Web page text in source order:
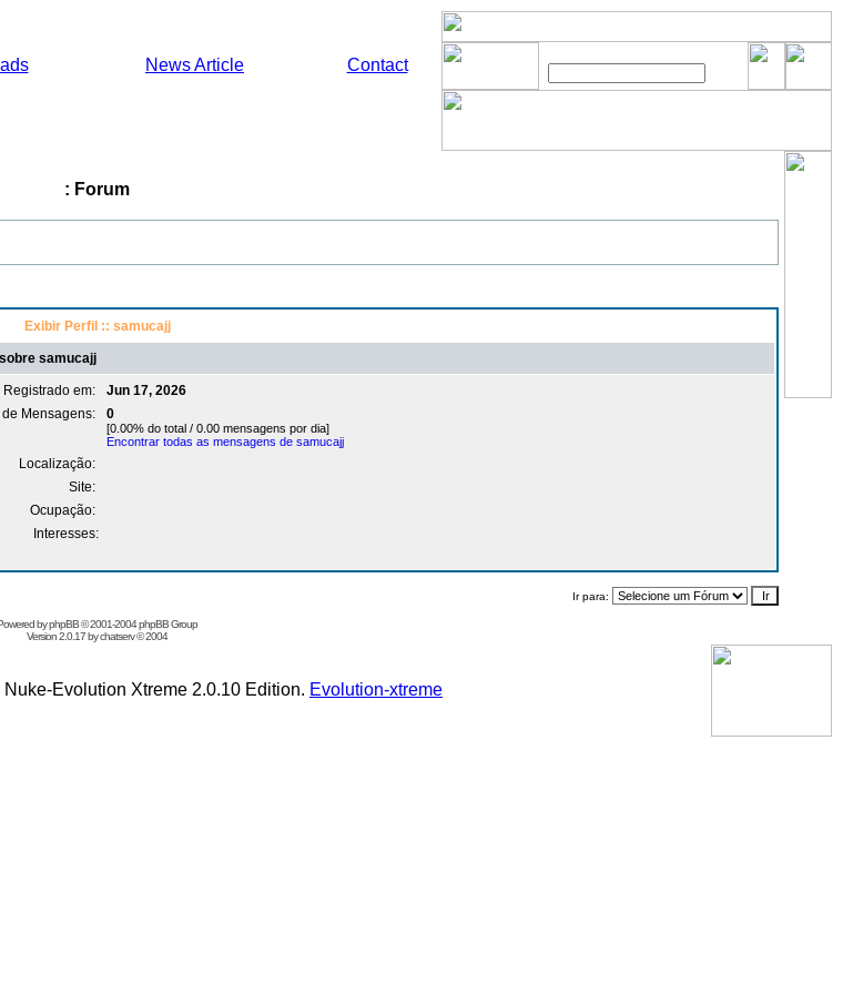
News Article Contact
: Forum
Exibir Perfil :: samucajj
samucajj
Registrado em:
Jun 17, 2026
de Mensagens:
0
[0.00% do total / 0.00 mensagens por dia]
Encontrar todas as mensagens de samucajj
Localização:
Site:
Ocupação:
Interesses:
Ir para:
byphpBB© 2001-2004 phpBB Group
Version 2.0.17 bychatserv© 2004
Nuke-Evolution Xtreme 2.0.10 Edition. Evolution-xtreme